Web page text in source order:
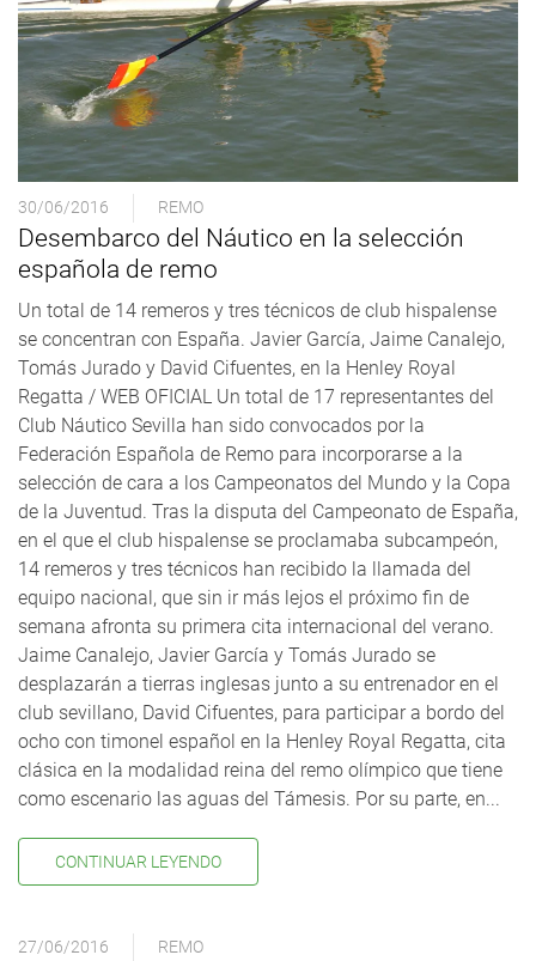
30/06/2016 REMO
Desembarco del Náutico en la selección
española de remo
Un total de 14 remeros y tres técnicos de club hispalense
se concentran con España. Javier García, Jaime Canalejo,
Tomás Jurado y David Cifuentes, en la Henley Royal
Regatta / WEB OFICIAL Un total de 17 representantes del
Club Náutico Sevilla han sido convocados por la
Federación Española de Remo para incorporarse a la
selección de cara a los Campeonatos del Mundo y la Copa
de la Juventud. Tras la disputa del Campeonato de España,
en el que el club hispalense se proclamaba subcampeón,
14 remeros y tres técnicos han recibido la llamada del
equipo nacional, que sin ir más lejos el próximo fin de
semana afronta su primera cita internacional del verano.
Jaime Canalejo, Javier García y Tomás Jurado se
desplazarán a tierras inglesas junto a su entrenador en el
club sevillano, David Cifuentes, para participar a bordo del
ocho con timonel español en la Henley Royal Regatta, cita
clásica en la modalidad reina del remo olímpico que tiene
como escenario las aguas del Támesis. Por su parte, en...
CONTINUAR LEYENDO
27/06/2016 REMO